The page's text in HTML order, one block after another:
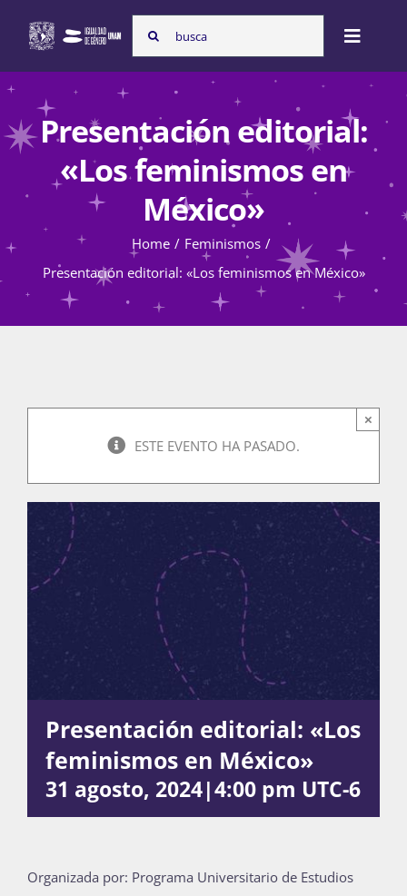
content
Search
for:
Toggle
Nosotras
Programas
Atención de la violencia de género
La Boletina
Recursos
Súmate
Presentación editorial:
«Los feminismos en
México»
Home
Feminismos
Presentación editorial: «Los feminismos en México»
ESTE EVENTO HA PASADO.
×
Presentación editorial: «Los
feminismos en México»
31 agosto, 2024|4:00 pm UTC-6
Organizada por: Programa Universitario de Estudios